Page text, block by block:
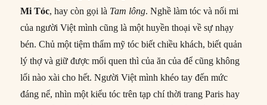
Mi Tóc, hay còn gọi là Tam lông. Nghề làm tóc và nối mi
của người Việt mình cũng là một huyền thoại về sự nhạy
bén. Chủ một tiệm thẩm mỹ tóc biết chiều khách, biết quản
lý thợ và giữ được mối quen thì của ăn của để cũng không
lối nào xài cho hết. Người Việt mình khéo tay đến mức
đáng nể, nhìn một kiểu tóc trên tạp chí thời trang Paris hay